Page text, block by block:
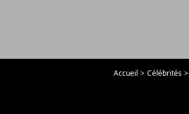
Accueil Célébrités